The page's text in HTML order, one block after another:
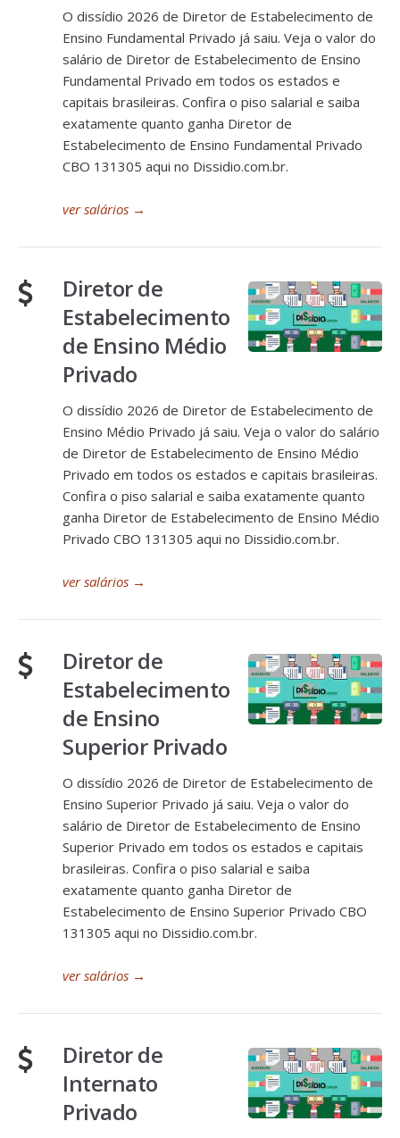
O dissídio 2026 de Diretor de Estabelecimento de
Ensino Fundamental Privado já saiu. Veja o valor do
salário de Diretor de Estabelecimento de Ensino
Fundamental Privado em todos os estados e
capitais brasileiras. Confira o piso salarial e saiba
exatamente quanto ganha Diretor de
Estabelecimento de Ensino Fundamental Privado
CBO 131305 aqui no Dissidio.com.br.
ver salários →
Diretor de
Estabelecimento
de Ensino Médio
Privado
O dissídio 2026 de Diretor de Estabelecimento de
Ensino Médio Privado já saiu. Veja o valor do salário
de Diretor de Estabelecimento de Ensino Médio
Privado em todos os estados e capitais brasileiras.
Confira o piso salarial e saiba exatamente quanto
ganha Diretor de Estabelecimento de Ensino Médio
Privado CBO 131305 aqui no Dissidio.com.br.
ver salários →
Diretor de
Estabelecimento
de Ensino
Superior Privado
O dissídio 2026 de Diretor de Estabelecimento de
Ensino Superior Privado já saiu. Veja o valor do
salário de Diretor de Estabelecimento de Ensino
Superior Privado em todos os estados e capitais
brasileiras. Confira o piso salarial e saiba
exatamente quanto ganha Diretor de
Estabelecimento de Ensino Superior Privado CBO
131305 aqui no Dissidio.com.br.
ver salários →
Diretor de
Internato
Privado